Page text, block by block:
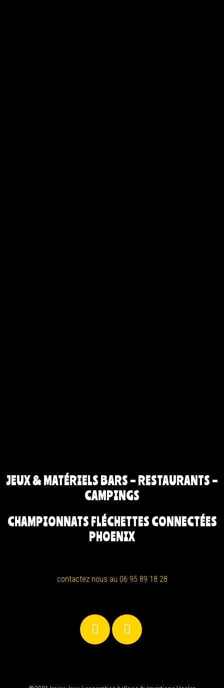
JEUX & MATÉRIELS BARS – RESTAURANTS –
CAMPINGS
CHAMPIONNATS FLÉCHETTES CONNECTÉES
PHOENIX
contactez nous au 06 95 89 18 28